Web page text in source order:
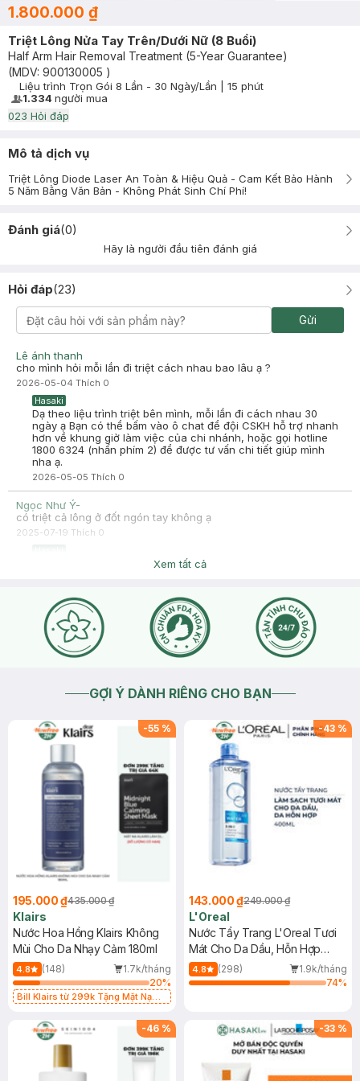
1.800.000 ₫
Triệt Lông Nửa Tay Trên/Dưới Nữ (8 Buổi)
Half Arm Hair Removal Treatment (5-Year Guarantee)
(MDV: 900130005 )
Timer Gray Icon
Liệu trình Trọn Gói 8 Lần - 30 Ngày/Lần
15 phút
User Product Icon
1.334 người mua
023 Hỏi đáp
Mô tả dịch vụ
Triệt Lông Diode Laser An Toàn & Hiệu Quả - Cam Kết Bảo Hành
5 Năm Bằng Văn Bản - Không Phát Sinh Chí Phí!
Đánh giá(0)
Hãy là người đầu tiên đánh giá
Hỏi đáp(23)
Gửi
Lê ánh thanh
cho mình hỏi mỗi lần đi triệt cách nhau bao lâu ạ ?
2026-05-04 Thích 0
Hasaki
Dạ theo liệu trình triệt bên mình, mỗi lần đi cách nhau 30
ngày ạ Bạn có thể bấm vào ô chat để đội CSKH hỗ trợ nhanh
hơn về khung giờ làm việc của chi nhánh, hoặc gọi hotline
1800 6324 (nhấn phím 2) để được tư vấn chi tiết giúp mình
nha ạ.
2026-05-05 Thích 0
Ngọc Như Ý-
có triệt cả lông ở đốt ngón tay không ạ
2025-07-19 Thích 0
Dạ có ạ sẽ triệt luôn cả ngón tay ạ Dạ, để được tư vấn chi tiết
nhé Hotline tư vấn: 1800 6324 – Nhấn phím 2 (Miễn phí) để
gặp bộ phận Spa & Clinic ạ!
2025-07-19Thích
Xem tất cả
GỢI Ý DÀNH RIÊNG CHO BẠN
-55 %
195.000 ₫435.000 ₫
Klairs
Nước Hoa Hồng Klairs Không
Mùi Cho Da Nhạy Cảm 180ml
4.8 (148)
1.7k/tháng
20%
Bill Klairs từ 299k Tặng Mặt Nạ
25ml (SL Có Hạn)
-43 %
143.000 ₫249.000 ₫
L'Oreal
Nước Tẩy Trang L'Oreal Tươi
Mát Cho Da Dầu, Hỗn Hợp
400ml
4.8 (298)
1.9k/tháng
74%
-46 % -33 %